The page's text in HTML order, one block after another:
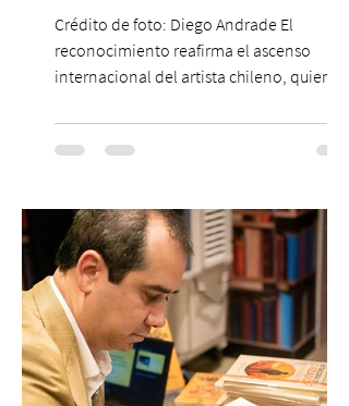
Crédito de foto: Diego Andrade El
reconocimiento reafirma el ascenso
internacional del artista chileno, quien
en la escena global. MIAMI, FL (3 de agosto
de 2026) — FloyyMenor ha sido
Under 21 por tercer año consecutivo,
formando parte una vez más de la
selección anual de la publicación que
destaca a los artistas menores de 21 años
más influyentes de la industria musical.
Este reconocimiento reaf